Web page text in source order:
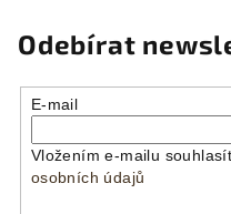
Odebírat
E-mail
Vložením e-mailu
osobních údajů